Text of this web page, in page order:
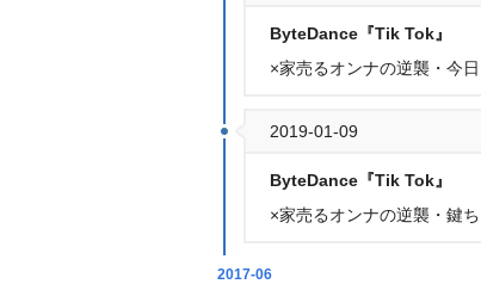
ByteDance『Tik Tok』
×家売るオンナの逆襲・今
2019-01-09
ByteDance『Tik Tok』
×家売るオンナの逆襲・鍵
2017-06